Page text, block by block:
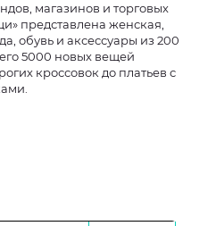
магазинов и торговых
представлена женская,
обувь и аксессуары из 200
5000 новых вещей
кроссовок до платьев с